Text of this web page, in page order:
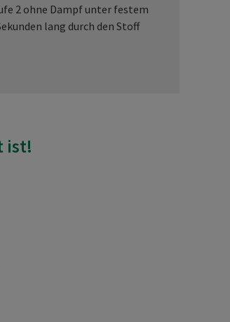
2 ohne Dampf unter festem
lang durch den Stoff
ist!